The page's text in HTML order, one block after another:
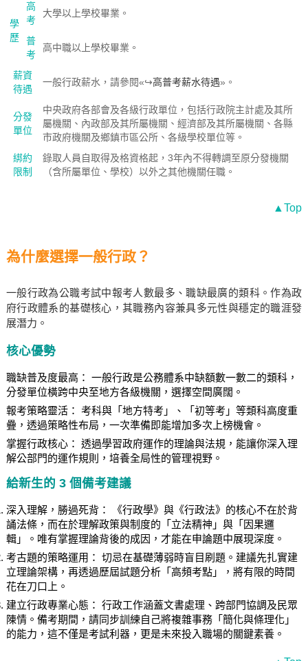
學
歷
高
考
大學以上學校畢業。
普
考
高中職以上學校畢業。
薪資
待遇
一般行政薪水，請參閱«↪高普考薪水待遇»。
分發
單位
中央政府各部會及各級行政單位，包括行政院主計處及其所
屬機關、內政部及其所屬機關、經濟部及其所屬機關、各縣
市政府機關及鄉鎮市區公所、各級學校單位等。
綁約
限制
錄取人員自取得及格資格起，3年內不得轉調至原分發機關
（含所屬單位、學校）以外之其他機關任職。
▲Top
為什麼選擇一般行政？
一般行政為公職考試中報考人數最多、職缺最廣的類科。作為政
府行政體系的基礎核心，其職務內容兼具多元性與穩定的職涯發
展潛力。
核心優勢
職缺普及度最高： 一般行政是公務體系中缺額數一數二的類科，
分發單位橫跨中央至地方各級機關，選擇空間廣闊。
報考策略靈活： 考科與「地方特考」、「初等考」等類科高度重
疊，透過策略性布局，一次準備即能增加多次上榜機會。
掌握行政核心： 透過學習政府運作的理論與法規，能讓你深入理
解公部門的運作規則，培養全局性的管理視野。
給新生的 3 個備考建議
深入理解，勝過死背： 《行政學》與《行政法》的核心不在於背
誦法條，而在於理解政策與制度的「立法精神」與「因果邏
輯」。唯有掌握理論背後的成因，才能在申論題中展現深度。
考古題的策略運用： 切忌在基礎薄弱時盲目刷題。建議先扎實建
立理論架構，再透過歷屆試題分析「高頻考點」，將有限的時間
花在刀口上。
建立行政專業心態： 行政工作涵蓋文書處理、跨部門協調及民眾
陳情。備考期間，請同步訓練自己將複雜事務「簡化與條理化」
的能力，這不僅是考試利器，更是未來投入職場的關鍵素養。